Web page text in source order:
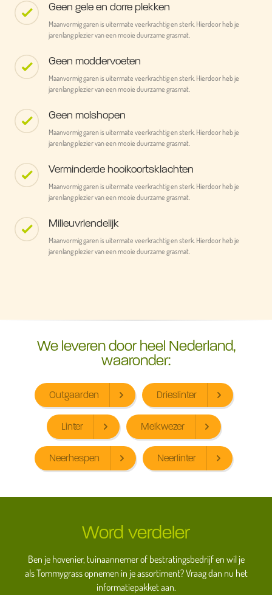
Geen gele en dorre plekken
Maanvormig garen is uitermate veerkrachtig en sterk. Hierdoor heb je
jarenlang plezier van een mooie duurzame grasmat.
Geen moddervoeten
Maanvormig garen is uitermate veerkrachtig en sterk. Hierdoor heb je
jarenlang plezier van een mooie duurzame grasmat.
Geen molshopen
Maanvormig garen is uitermate veerkrachtig en sterk. Hierdoor heb je
jarenlang plezier van een mooie duurzame grasmat.
Verminderde hooikoortsklachten
Maanvormig garen is uitermate veerkrachtig en sterk. Hierdoor heb je
jarenlang plezier van een mooie duurzame grasmat.
Milieuvriendelijk
Maanvormig garen is uitermate veerkrachtig en sterk. Hierdoor heb je
jarenlang plezier van een mooie duurzame grasmat.
We leveren door heel Nederland,
waaronder:
Outgaarden Drieslinter
Linter Melkwezer
Neerhespen Neerlinter
Word verdeler
Ben je hovenier, tuinaannemer of bestratingsbedrijf en wil je
als Tommygrass opnemen in je assortiment? Vraag dan nu het
informatiepakket aan.